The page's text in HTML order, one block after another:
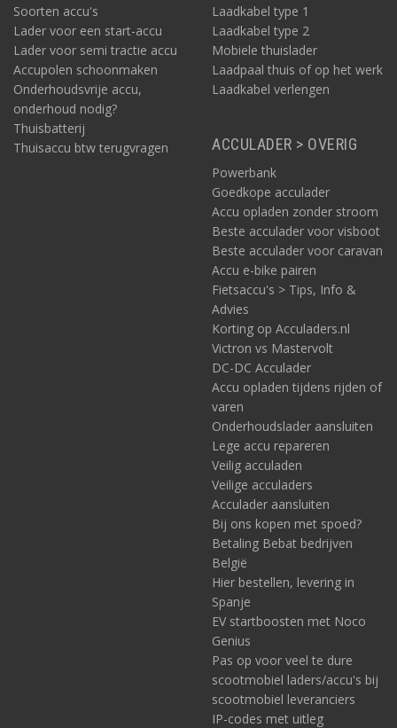
Soorten accu's
Lader voor een start-accu
Lader voor semi tractie accu
Accupolen schoonmaken
Onderhoudsvrije accu,
onderhoud nodig?
Thuisbatterij
Thuisaccu btw terugvragen
Laadkabel type 1
Laadkabel type 2
Mobiele thuislader
Laadpaal thuis of op het werk
Laadkabel verlengen
ACCULADER > OVERIG
Powerbank
Goedkope acculader
Accu opladen zonder stroom
Beste acculader voor visboot
Beste acculader voor caravan
Accu e-bike pairen
Fietsaccu's > Tips, Info &
Advies
Korting op Acculaders.nl
Victron vs Mastervolt
DC-DC Acculader
Accu opladen tijdens rijden of
varen
Onderhoudslader aansluiten
Lege accu repareren
Veilig acculaden
Veilige acculaders
Acculader aansluiten
Bij ons kopen met spoed?
Betaling Bebat bedrijven
België
Hier bestellen, levering in
Spanje
EV startboosten met Noco
Genius
Pas op voor veel te dure
scootmobiel laders/accu's bij
scootmobiel leveranciers
IP-codes met uitleg